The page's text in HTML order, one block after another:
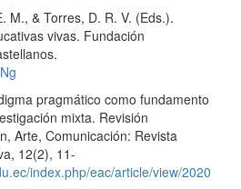
M., & Torres, D. R. V. (Eds.).
vivas. Fundación
pragmático como fundamento
mixta. Revisión
Arte, Comunicación: Revista
12(2), 11-
index.php/eac/article/view/2020